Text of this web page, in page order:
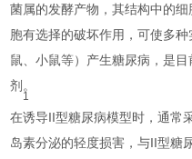
菌属的发酵产物，其结构中的
胞有选择的破坏作用，可使多
鼠、小鼠等）产生糖尿病，是
剂‌
1
。
在诱导II型糖尿病模型时，通常
岛素分泌的轻度损害，与II型糖